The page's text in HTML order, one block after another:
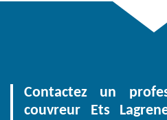
Contactez un
couvreur Ets